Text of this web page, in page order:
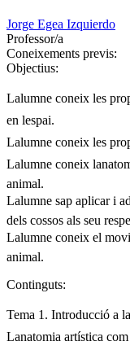
Jorge Egea Izquierdo
Professor/a
Coneixements previs:
Objectius:
Lalumne coneix les
en lespai.
Lalumne coneix les
Lalumne coneix
animal.
Lalumne sap aplicar i
dels cossos als seu
Lalumne coneix el
animal.
Continguts:
Tema 1. Introducció a
Lanatomia artística